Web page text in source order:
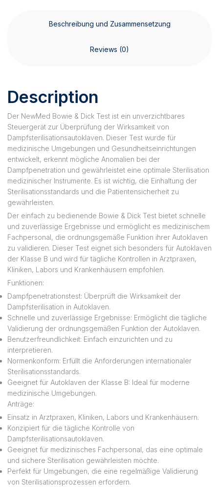
Beschreibung und Zusammensetzung
Reviews (0)
Description
Der NewMed Bowie & Dick Test ist ein unverzichtbares
Steuergerät zur Überprüfung der Wirksamkeit von
Dampfsterilisationsautoklaven. Dieser Test wurde für
medizinische Umgebungen und Gesundheitseinrichtungen
entwickelt, erkennt mögliche Anomalien bei der
Dampfpenetration und gewährleistet eine optimale Sterilisation
medizinischer Instrumente. Es ist wichtig, die Einhaltung der
Sterilisationsstandards und die Patientensicherheit zu
gewährleisten.
Der einfach zu bedienende Bowie & Dick Test bietet schnelle
und zuverlässige Ergebnisse und ermöglicht es medizinischem
Fachpersonal, die ordnungsgemäße Funktion ihrer Autoklaven
zu validieren. Dieser Test eignet sich besonders für Autoklaven
der Klasse B und wird für tägliche Kontrollen in Arztpraxen,
Kliniken, Labors und Krankenhäusern empfohlen.
Funktionen:
Dampfpenetrationstest: Überprüft die Wirksamkeit der
Dampfsterilisation in Autoklaven.
Schnelle und zuverlässige Ergebnisse: Ermöglicht die tägliche
Validierung der ordnungsgemäßen Funktion der Autoklaven.
Benutzerfreundlichkeit: Einfach einzurichten und zu
interpretieren.
Normenkonform: Erfüllt die Anforderungen internationaler
Sterilisationsstandards.
Geeignet für Autoklaven der Klasse B: Ideal für moderne
medizinische Umgebungen.
Anträge:
Einsatz in Arztpraxen, Kliniken, Labors und Krankenhäusern.
Konzipiert für die tägliche Kontrolle von
Dampfsterilisationsautoklaven.
Geeignet für medizinisches Fachpersonal, das eine optimale
und sichere Sterilisation gewährleisten möchte.
Perfekt für Umgebungen, die eine regelmäßige Validierung
von Sterilisationsprozessen erfordern.